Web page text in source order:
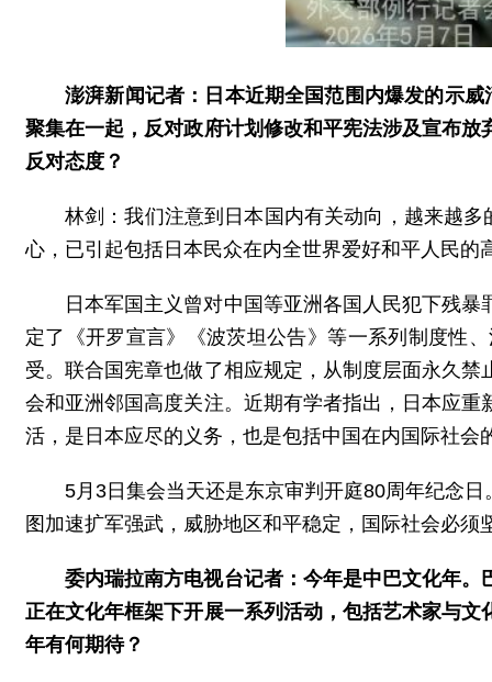
澎湃新闻记者：日本近期全国范围内爆发的示
聚集在一起，反对政府计划修改和平宪法涉及宣布
反对态度？
林剑：我们注意到日本国内有关动向，越来越
心，已引起包括日本民众在内全世界爱好和平人民的
日本军国主义曾对中国等亚洲各国人民犯下残
定了《开罗宣言》《波茨坦公告》等一系列制度性
受。联合国宪章也做了相应规定，从制度层面永久
会和亚洲邻国高度关注。近期有学者指出，日本应
活，是日本应尽的义务，也是包括中国在内国际社会
5月3日集会当天还是东京审判开庭80周年纪念
图加速扩军强武，威胁地区和平稳定，国际社会必
委内瑞拉南方电视台记者：今年是中巴文化年
正在文化年框架下开展一系列活动，包括艺术家与
年有何期待？